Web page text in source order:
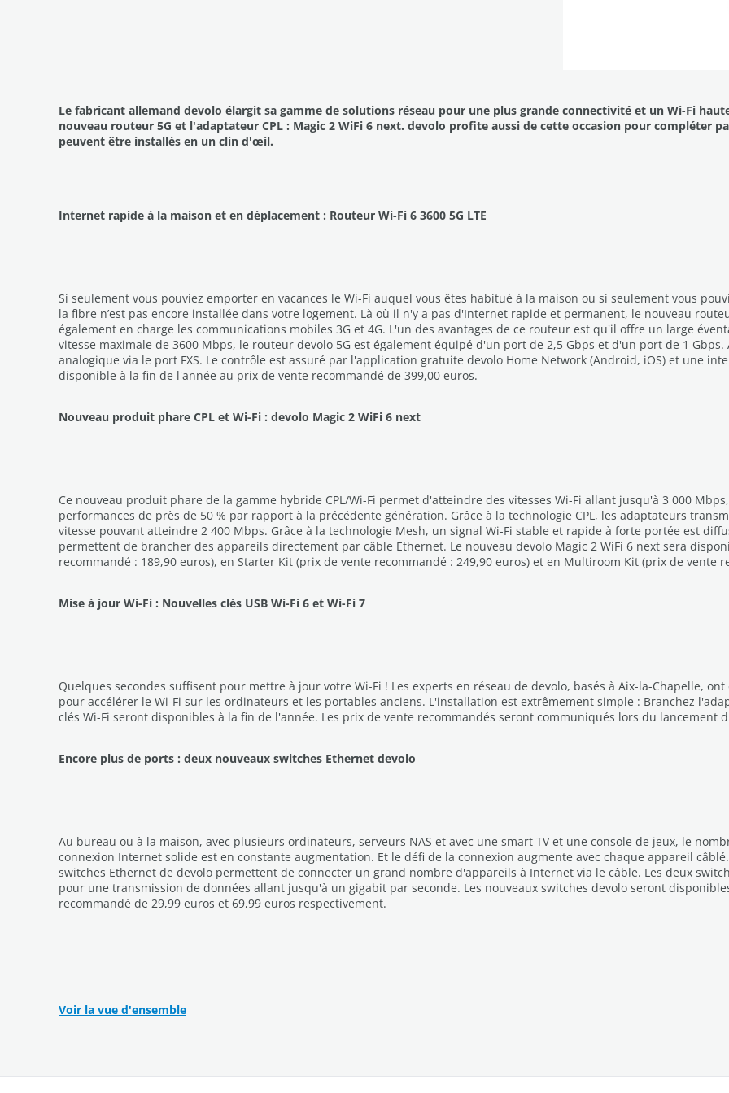
Le fabricant allemand devolo élargit sa gamme de solutions réseau pour une plus grande connectivité et un Wi-Fi
nouveau routeur 5G et l'adaptateur CPL : Magic 2 WiFi 6 next. devolo profite aussi de cette occasion pour compléter
peuvent être installés en un clin d'œil.
Internet rapide à la maison et en déplacement : Routeur Wi-Fi 6 3600 5G LTE
Si seulement vous pouviez emporter en vacances le Wi-Fi auquel vous êtes habitué à la maison ou si seulement vous
la fibre n’est pas encore installée dans votre logement. Là où il n'y a pas d'Internet rapide et permanent, le nouveau
également en charge les communications mobiles 3G et 4G. L'un des avantages de ce routeur est qu'il offre un large
vitesse maximale de 3600 Mbps, le routeur devolo 5G est également équipé d'un port de 2,5 Gbps et d'un port de 1
analogique via le port FXS. Le contrôle est assuré par l'application gratuite devolo Home Network (Android, iOS) et une
disponible à la fin de l'année au prix de vente recommandé de 399,00 euros.
Nouveau produit phare CPL et Wi-Fi : devolo Magic 2 WiFi 6 next
Ce nouveau produit phare de la gamme hybride CPL/Wi-Fi permet d'atteindre des vitesses Wi-Fi allant jusqu'à 3 000
performances de près de 50 % par rapport à la précédente génération. Grâce à la technologie CPL, les adaptateurs
vitesse pouvant atteindre 2 400 Mbps. Grâce à la technologie Mesh, un signal Wi-Fi stable et rapide à forte portée est
permettent de brancher des appareils directement par câble Ethernet. Le nouveau devolo Magic 2 WiFi 6 next sera
recommandé : 189,90 euros), en Starter Kit (prix de vente recommandé : 249,90 euros) et en Multiroom Kit (prix de vente
Mise à jour Wi-Fi : Nouvelles clés USB Wi-Fi 6 et Wi-Fi 7
Quelques secondes suffisent pour mettre à jour votre Wi-Fi ! Les experts en réseau de devolo, basés à Aix-la-Chapelle, ont
pour accélérer le Wi-Fi sur les ordinateurs et les portables anciens. L'installation est extrêmement simple : Branchez
clés Wi-Fi seront disponibles à la fin de l'année. Les prix de vente recommandés seront communiqués lors du lancement
Encore plus de ports : deux nouveaux switches Ethernet devolo
Au bureau ou à la maison, avec plusieurs ordinateurs, serveurs NAS et avec une smart TV et une console de jeux, le
connexion Internet solide est en constante augmentation. Et le défi de la connexion augmente avec chaque appareil
switches Ethernet de devolo permettent de connecter un grand nombre d'appareils à Internet via le câble. Les deux
pour une transmission de données allant jusqu'à un gigabit par seconde. Les nouveaux switches devolo seront
recommandé de 29,99 euros et 69,99 euros respectivement.
Voir la vue d'ensemble